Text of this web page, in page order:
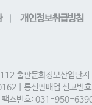
개인정보취급방침
출판문화정보산업단
| 통신판매업 신고번
스번호: 031-950-